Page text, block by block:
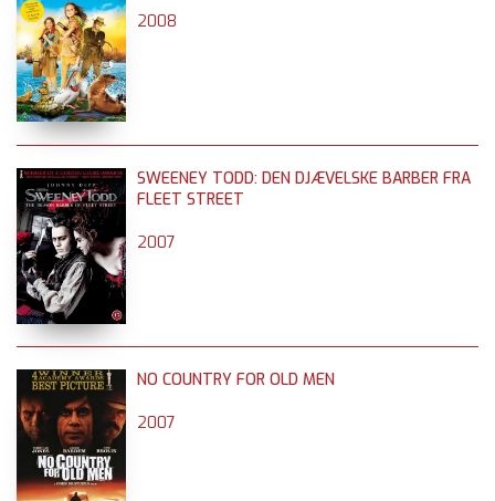
2008
SWEENEY TODD: DEN DJÆVELSKE BARBER FRA
FLEET STREET
2007
NO COUNTRY FOR OLD MEN
2007